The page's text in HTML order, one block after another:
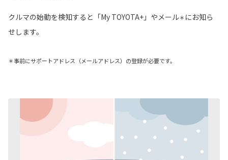
クルマの始動を検知すると「My TOYOTA+」やメール＊ にお知ら
せします。
＊事前にサポートアドレス（メールアドレス）の登録が必要です。